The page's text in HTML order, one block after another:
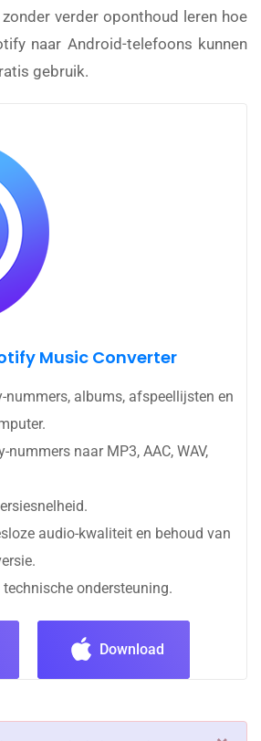
verder oponthoud leren hoe
naar Android-telefoons kunnen
gebruik.
Music Converter
albums, afspeellijsten en
nummers naar MP3, AAC, WAV,
audio-kwaliteit en behoud van
ondersteuning.
Download